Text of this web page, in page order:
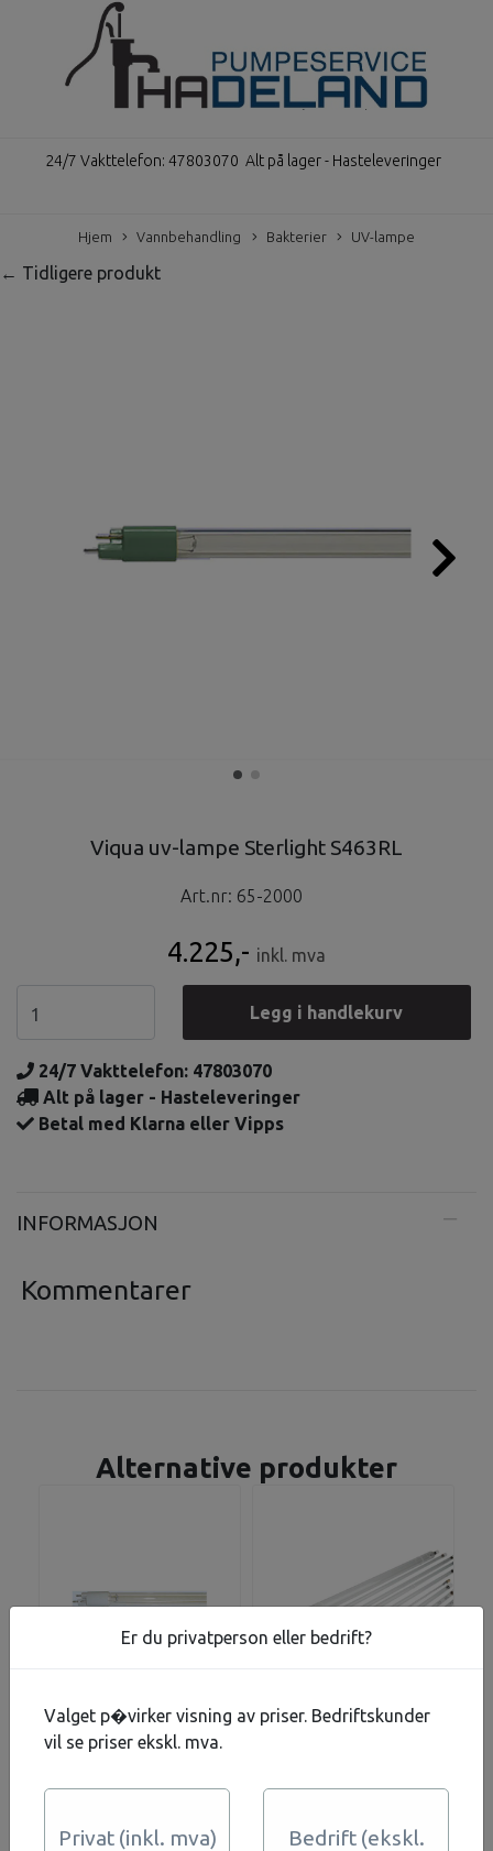
24/7 Vakttelefon: 47803070 Alt på lager - Hasteleveringer
Hjem Vannbehandling Bakterier UV-lampe
← Tidligere produkt
Viqua uv-lampe Sterlight S463RL
Art.nr: 65-2000
4.225,- inkl. mva
Legg i handlekurv
24/7 Vakttelefon: 47803070
Alt på lager - Hasteleveringer
Betal med Klarna eller Vipps
INFORMASJON
Kommentarer
Alternative produkter
Viqua uv-lampe
På lager På lager
Er du privatperson eller bedrift?
Valget p�virker visning av priser. Bedriftskunder
vil se priser ekskl. mva.
Privat (inkl. mva)
Bedrift (ekskl.